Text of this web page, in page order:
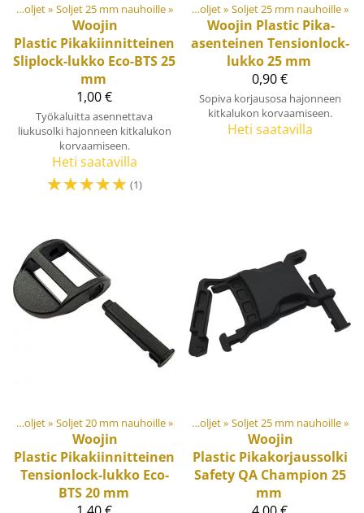
Soljet ja säätösoljet‪» Soljet 25 mm nauhoille‪»
Woojin
Plastic Pikakiinnitteinen
Sliplock-lukko Eco-BTS 25
mm
1,00 €
Työkaluitta asennettava
liukusolki hajonneen kitkalukon
korvaamiseen.
Heti saatavilla
☆☆☆☆☆ (1)
Muovi- ja metalliosat ‪» Soljet ja säätösoljet‪» Soljet 25 mm nauhoille‪»
Woojin Plastic Pika-
asenteinen Tensionlock-
lukko 25 mm
0,90 €
Sopiva korjausosa hajonneen
kitkalukon korvaamiseen.
Heti saatavilla
Soljet ja säätösoljet‪» Soljet 20 mm nauhoille‪»
Woojin
Plastic Pikakiinnitteinen
Tensionlock-lukko Eco-
BTS 20 mm
Muovi- ja metalliosat ‪» Soljet ja säätösoljet‪» Soljet 25 mm nauhoille‪»
Woojin
Plastic Pikakorjaussolki
Safety QA Champion 25
mm